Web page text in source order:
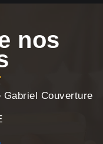
nos
Couverture